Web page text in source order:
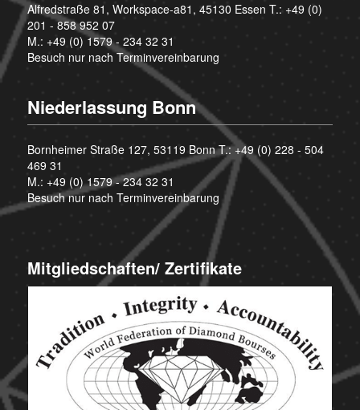
Alfredstraße 81, Workspace-a81, 45130 Essen T.: +49 (0)
201 - 858 952 07
M.: +49 (0) 1579 - 234 32 31
Besuch nur nach Terminvereinbarung
Niederlassung Bonn
Bornheimer Straße 127, 53119 Bonn T.:+49 (0) 228 - 504
469 31
M.: +49 (0) 1579 - 234 32 31
Besuch nur nach Terminvereinbarung
Mitgliedschaften/ Zertifikate